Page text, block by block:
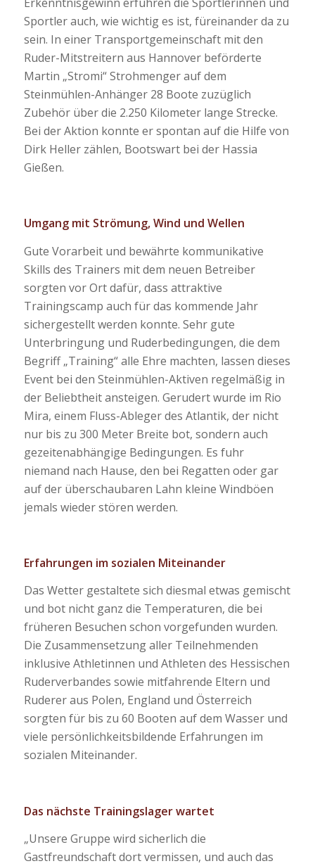
Sportler auch, wie wichtig es ist, füreinander da zu
sein. In einer Transportgemeinschaft mit den
Ruder-Mitstreitern aus Hannover beförderte
Martin „Stromi“ Strohmenger auf dem
Steinmühlen-Anhänger 28 Boote zuzüglich
Zubehör über die 2.250 Kilometer lange Strecke.
Bei der Aktion konnte er spontan auf die Hilfe von
Dirk Heller zählen, Bootswart bei der Hassia
Gießen.
Umgang mit Strömung, Wind und Wellen
Gute Vorarbeit und bewährte kommunikative
Skills des Trainers mit dem neuen Betreiber
sorgten vor Ort dafür, dass attraktive
Trainingscamp auch für das kommende Jahr
sichergestellt werden konnte. Sehr gute
Unterbringung und Ruderbedingungen, die dem
Begriff „Training“ alle Ehre machten, lassen dieses
Event bei den Steinmühlen-Aktiven regelmäßig in
der Beliebtheit ansteigen. Gerudert wurde im Rio
Mira, einem Fluss-Ableger des Atlantik, der nicht
nur bis zu 300 Meter Breite bot, sondern auch
gezeitenabhängige Bedingungen. Es fuhr
niemand nach Hause, den bei Regatten oder gar
auf der überschaubaren Lahn kleine Windböen
jemals wieder stören werden.
Erfahrungen im sozialen Miteinander
Das Wetter gestaltete sich diesmal etwas gemischt
und bot nicht ganz die Temperaturen, die bei
früheren Besuchen schon vorgefunden wurden.
Die Zusammensetzung aller Teilnehmenden
inklusive Athletinnen und Athleten des Hessischen
Ruderverbandes sowie mitfahrende Eltern und
Ruderer aus Polen, England und Österreich
sorgten für bis zu 60 Booten auf dem Wasser und
viele persönlichkeitsbildende Erfahrungen im
sozialen Miteinander.
Das nächste Trainingslager wartet
„Unsere Gruppe wird sicherlich die
Gastfreundschaft dort vermissen, und auch das